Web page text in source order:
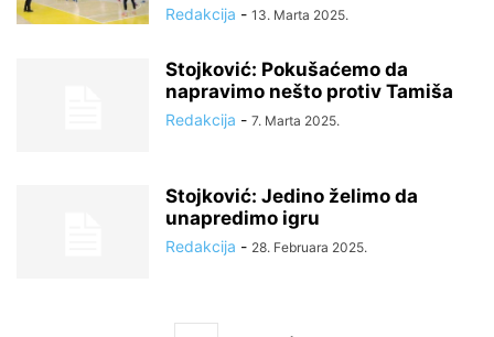
Redakcija - 13. Marta 2025.
Stojković: Pokušaćemo da
napravimo nešto protiv Tamiša
Redakcija - 7. Marta 2025.
Stojković: Jedino želimo da
unapredimo igru
Redakcija - 28. Februara 2025.